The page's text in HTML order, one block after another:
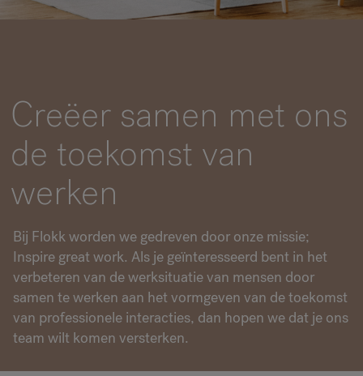
Investeerder
Duurzaamheid
Downloads
Creëer samen met ons
de toekomst van
werken
Bij Flokk worden we gedreven door onze missie;
Inspire great work. Als je geïnteresseerd bent in het
verbeteren van de werksituatie van mensen door
samen te werken aan het vormgeven van de toekomst
van professionele interacties, dan hopen we dat je ons
team wilt komen versterken.